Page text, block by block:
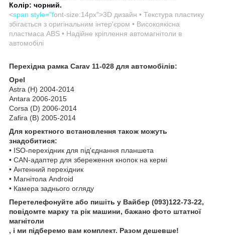
Колір: чорний.
<span style="font-size:14px">3D дизайн • Текстура пластику
збігається з оригінальним інтер'єром • Високоякісна
пластмаса ABS • Надійне кріплення автомагнітоли в
автомобілі
Перехідна рамка Carav 11-028 для автомобілів:
Opel
Astra (H) 2004-2014
Antara 2006-2015
Corsa (D) 2006-2014
Zafira (B) 2005-2014
Для коректного встановлення також можуть
знадобитися:
• ISO-перехідник для під'єднання планшета
• CAN-адаптер для збереження кнопок на кермі
• Антенний перехідник
• Магнітола Android
• Камера заднього огляду
Перетелефонуйте або пишіть у Вайбер (093)122-73-22,
повідомте марку та рік машини, бажано фото штатної
магнітоли
, і ми підберемо вам комплект. Разом дешевше!